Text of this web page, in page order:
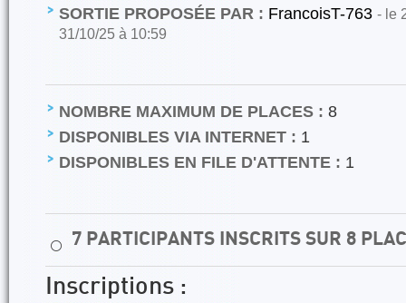
SORTIE PROPOSÉE PAR : FrancoisT-763 - le
31/10/25 à 10:59
NOMBRE MAXIMUM DE PLACES : 8
DISPONIBLES VIA INTERNET : 1
DISPONIBLES EN FILE D'ATTENTE : 1
⚪ 7 PARTICIPANTS INSCRITS SUR 8
Inscriptions :